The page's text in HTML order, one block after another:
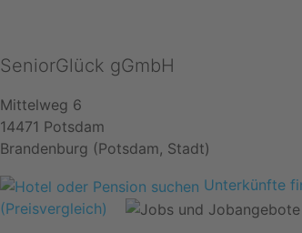
SeniorGlück gGmbH
Mittelweg 6
14471 Potsdam
Brandenburg (Potsdam, Stadt)
Unterkünfte
(Preisvergleich)